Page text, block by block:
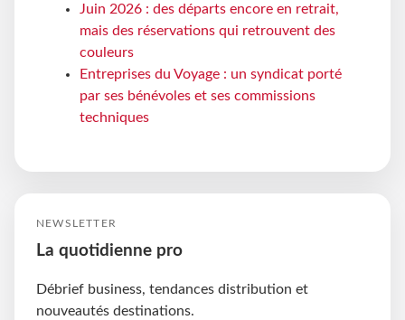
Juin 2026 : des départs encore en retrait,
mais des réservations qui retrouvent des
couleurs
Entreprises du Voyage : un syndicat porté
par ses bénévoles et ses commissions
techniques
NEWSLETTER
La quotidienne pro
Débrief business, tendances distribution et
nouveautés destinations.